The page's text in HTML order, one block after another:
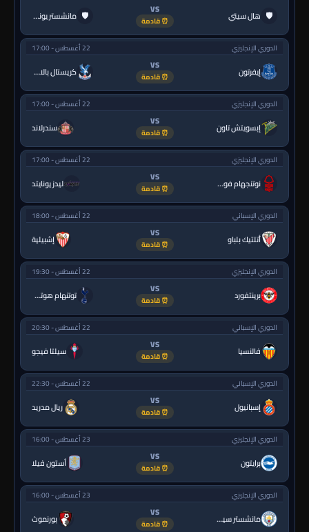
🛡 هال سيتي VS
⏰ قادمة مانشستر يونايتد 🛡
الدوري الإنجليزي 22 أغسطس - 17:00
إيفرتون VS
⏰ قادمة كريستال بالاس
الدوري الإنجليزي 22 أغسطس - 17:00
إبسويتش تاون VS
⏰ قادمة سندرلاند
الدوري الإنجليزي 22 أغسطس - 17:00
نوتنجهام فورست VS
⏰ قادمة ليدز يونايتد
الدوري الإسباني 22 أغسطس - 18:00
أتلتيك بلباو VS
⏰ قادمة إشبيلية
الدوري الإنجليزي 22 أغسطس - 19:30
برينتفورد VS
⏰ قادمة توتنهام هوتسبر
الدوري الإسباني 22 أغسطس - 20:30
فالنسيا VS
⏰ قادمة سيلتا فيجو
الدوري الإسباني 22 أغسطس - 22:30
إسبانيول VS
⏰ قادمة ريال مدريد
الدوري الإنجليزي 23 أغسطس - 16:00
برايتون VS
⏰ قادمة أستون فيلا
الدوري الإنجليزي 23 أغسطس - 16:00
مانشستر سيتي VS
⏰ قادمة بورنموث